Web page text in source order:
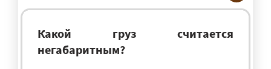
Какой груз считается
негабаритным?